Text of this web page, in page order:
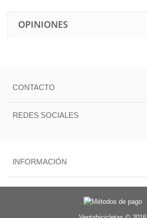
OPINIONES
CONTACTO
REDES SOCIALES
INFORMACIÓN